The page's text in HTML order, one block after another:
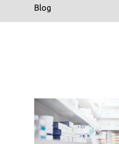
Blog